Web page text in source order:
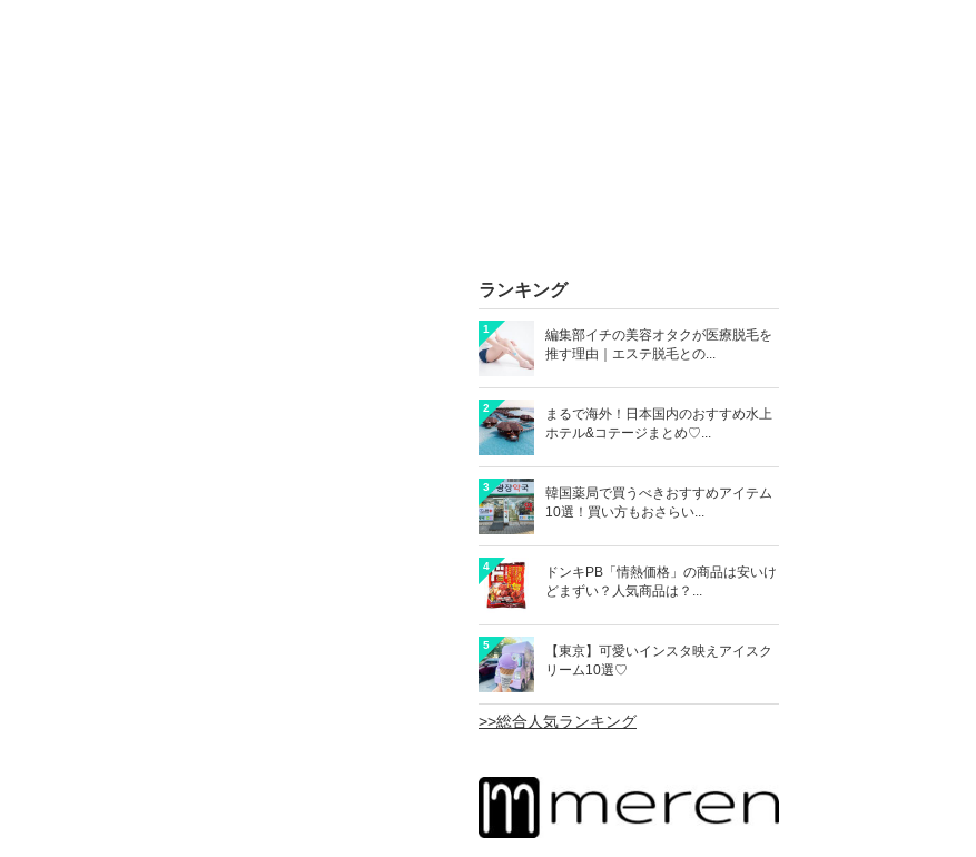
ランキング
1
編集部イチの美容オタクが医療脱毛を
推す理由｜エステ脱毛との...
2
まるで海外！日本国内のおすすめ水上
ホテル&コテージまとめ♡...
3
韓国薬局で買うべきおすすめアイテム
10選！買い方もおさらい...
4
ドンキPB「情熱価格」の商品は安いけ
どまずい？人気商品は？...
5
【東京】可愛いインスタ映えアイスク
リーム10選♡
>>総合人気ランキング